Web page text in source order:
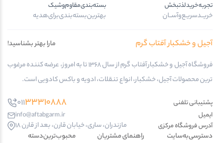
تجربه‌خرید‌لذتبخش
خریــد‌سریـع‌و‌آســان
بسته‌بندی‌مقاوم‌وشیک
بهترین‌بسته‌بندی‌برای‌هدیه
آجیل و خشکبار آفتاب گرم
مارا بهتر بشناسید!
فروشگاه آجیل و خشکبار آفتاب گرم از سال 1368 تا به امروز، عرضه کننده مرغوب
ترین محصولات آجیل، خشکبار، انواع تنقلات، ادویه و باکس کادویی است.
پشتیبانی تلفنی 01133310888
ایمیل
info@aftabgarm.ir
آدرس‌ فروشگاه مرکزی
مازندران، ساری، خیابان قارن، بعد از قارن 18
دسترسی‌به‌سایت
راهنمای مشتریان
محبوب‌ترین‌دسته‌